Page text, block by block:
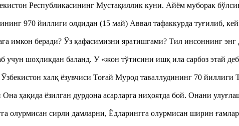
Республикасининг Мустақиллик куни. Айём муборак
970 йиллиги олдидан (15 май) Аввал тафаккурда туғилиб,
имкон беради? Ўз қафасимизни яратишгами? Тил инсоннинг
шоҳликдан баланд. У «жон тўтисини ишқ ила сарбоз этай
Ўзбекистон халқ ёзувчиси Тоғай Мурод таваллудининг 70
Она ҳақида ёзилган дурдона асарларга ниҳоятда бой. Онани
олурмисан сирли дамларни, Ёдларингга олурмисан ширин